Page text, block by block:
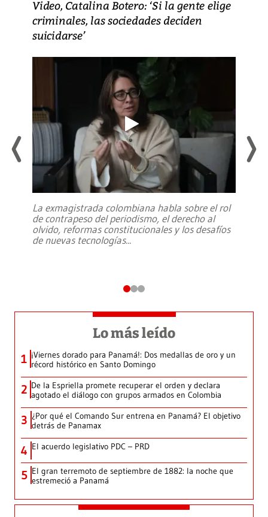
Video, Catalina Botero: ‘Si la gente elige
criminales, las sociedades deciden
suicidarse’
La exmagistrada colombiana habla sobre el rol
de contrapeso del periodismo, el derecho al
olvido, reformas constitucionales y los desafíos
de nuevas tecnologías...
Lo más leído
1 ¡Viernes dorado para Panamá!: Dos medallas de oro y un
récord histórico en Santo Domingo
2 De la Espriella promete recuperar el orden y declara
agotado el diálogo con grupos armados en Colombia
3 ¿Por qué el Comando Sur entrena en Panamá? El objetivo
detrás de Panamax
4 El acuerdo legislativo PDC – PRD
5 El gran terremoto de septiembre de 1882: la noche que
estremeció a Panamá